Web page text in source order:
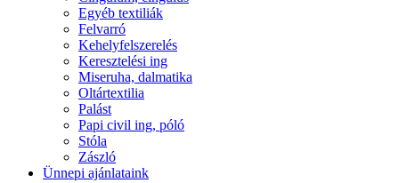
Egyéb textiliák
Felvarró
Kehelyfelszerelés
Keresztelési ing
Miseruha, dalmatika
Oltártextilia
Palást
Papi civil ing, póló
Stóla
Zászló
Ünnepi ajánlataink